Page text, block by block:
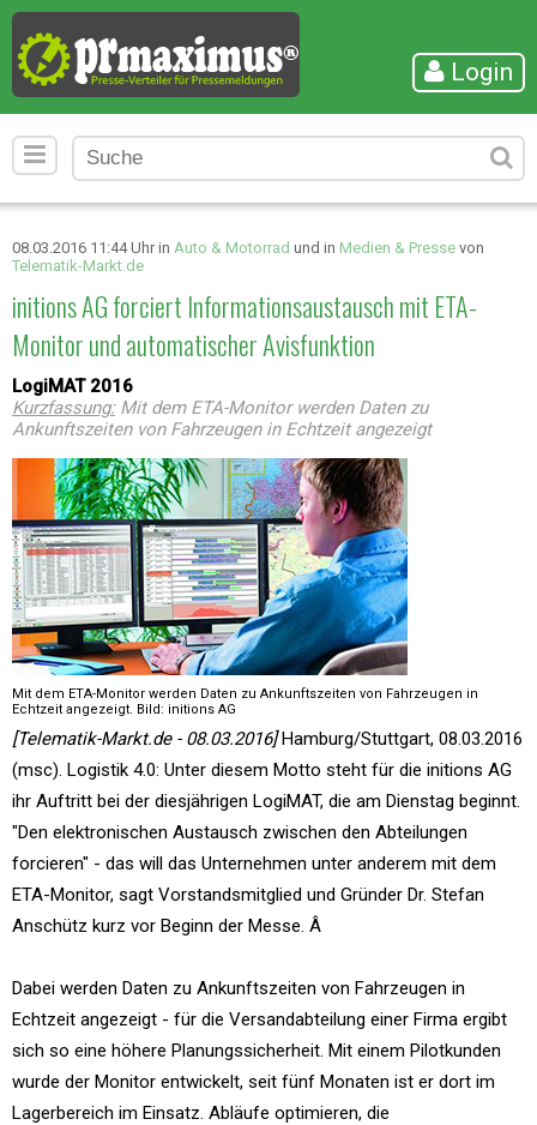
Login
08.03.2016 11:44 Uhr in Auto & Motorrad und in Medien & Presse von
Telematik-Markt.de
initions AG forciert Informationsaustausch mit ETA-
Monitor und automatischer Avisfunktion
LogiMAT 2016
Kurzfassung:Mit dem ETA-Monitor werden Daten zu
Ankunftszeiten von Fahrzeugen in Echtzeit angezeigt
Mit dem ETA-Monitor werden Daten zu Ankunftszeiten von Fahrzeugen in
Echtzeit angezeigt. Bild: initions AG
[Telematik-Markt.de - 08.03.2016]Hamburg/Stuttgart, 08.03.2016
(msc). Logistik 4.0: Unter diesem Motto steht für die initions AG
ihr Auftritt bei der diesjährigen LogiMAT, die am Dienstag beginnt.
"Den elektronischen Austausch zwischen den Abteilungen
forcieren" - das will das Unternehmen unter anderem mit dem
ETA-Monitor, sagt Vorstandsmitglied und Gründer Dr. Stefan
Anschütz kurz vor Beginn der Messe. Â
Dabei werden Daten zu Ankunftszeiten von Fahrzeugen in
Echtzeit angezeigt - für die Versandabteilung einer Firma ergibt
sich so eine höhere Planungssicherheit. Mit einem Pilotkunden
wurde der Monitor entwickelt, seit fünf Monaten ist er dort im
Lagerbereich im Einsatz. Abläufe optimieren, die